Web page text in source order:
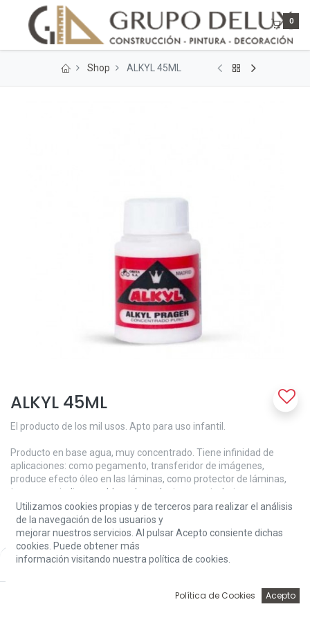
Price:
Add to Cart
0
Shop ALKYL 45ML
ALKYL 45ML
El producto de los mil usos. Apto para uso infantil.
Producto en base agua, muy concentrado. Tiene infinidad de
aplicaciones: como pegamento, transferidor de imágenes,
produce efecto óleo en las láminas, como protector de láminas,
tapaporos, indispensable en los colegios para trabajar masas,
puzles, etc. Como barniz de terminación, etc.
Muy Concentrado: Se consigue hacerlo mate o semímate,
añadiendo al producto agua. Aplicar a pincel o brocha, su color es
blanco, queda Transparente una vez seco.
Utilizamos cookies propias y de terceros para realizar el análisis
de la navegación de los usuarios y
mejorar nuestros servicios. Al pulsar Acepto consiente dichas
cookies. Puede obtener más
información visitando nuestra política de cookies.
Política de Cookies Acepto